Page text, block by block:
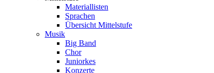
Materiallisten
Sprachen
Übersicht Mittelstufe
Musik
Big Band
Chor
Juniorkes
Konzerte